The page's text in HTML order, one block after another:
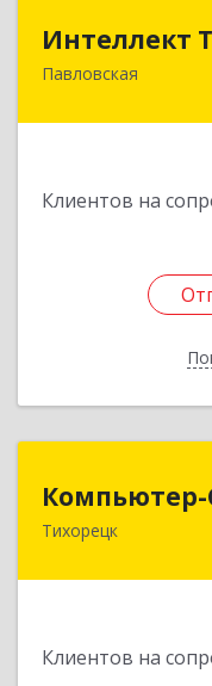
Интеллект
Павловская
Клиентов на
352040,
Компьютер-
Тихорецк
Клиентов на
352040,